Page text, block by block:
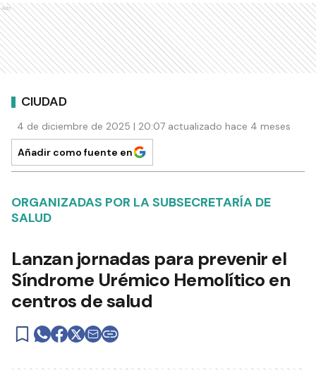
Ads
CIUDAD
4 de diciembre de 2025 | 20:07 actualizado hace 4 meses
Añadir como fuente en
ORGANIZADAS POR LA SUBSECRETARÍA DE
SALUD
Lanzan jornadas para prevenir el
Síndrome Urémico Hemolítico en
centros de salud